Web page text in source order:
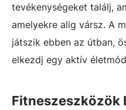
tevékenységeket találj,
amelyekre alig vársz. A
játszik ebben az útban,
elkezdj egy aktív
Fitneszeszközök